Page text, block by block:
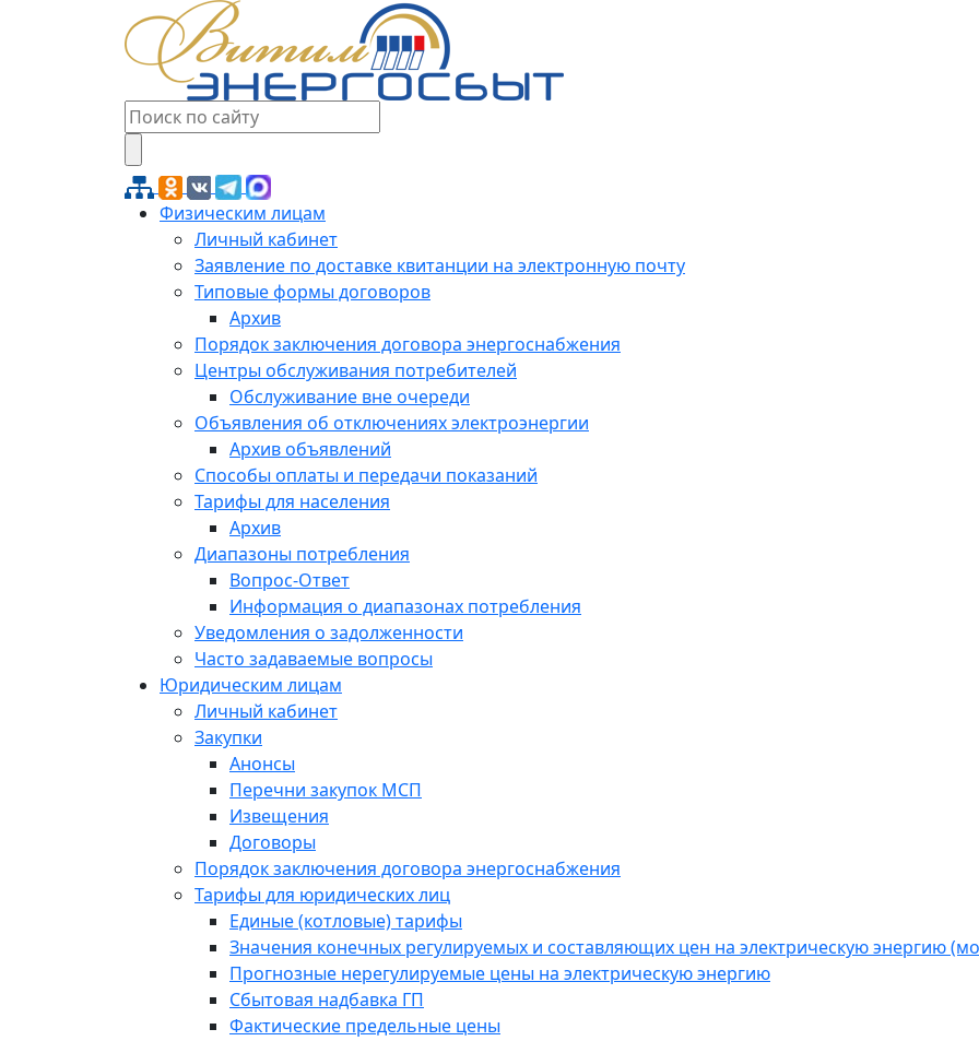
Физическим лицам
Личный кабинет
Заявление по доставке квитанции на электронную почту
Типовые формы договоров
Архив
Порядок заключения договора энергоснабжения
Центры обслуживания потребителей
Обслуживание вне очереди
Объявления об отключениях электроэнергии
Архив объявлений
Способы оплаты и передачи показаний
Тарифы для населения
Архив
Диапазоны потребления
Вопрос-Ответ
Информация о диапазонах потребления
Уведомления о задолженности
Часто задаваемые вопросы
Юридическим лицам
Личный кабинет
Закупки
Анонсы
Перечни закупок МСП
Извещения
Договоры
Порядок заключения договора энергоснабжения
Тарифы для юридических лиц
Единые (котловые) тарифы
Значения конечных регулируемых и составляющих цен на электрическую энергию
Прогнозные нерегулируемые цены на электрическую энергию
Сбытовая надбавка ГП
Фактические предельные цены